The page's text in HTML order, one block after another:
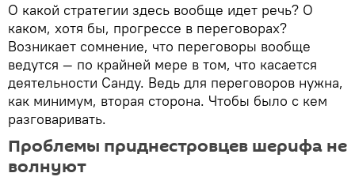
О какой стратегии здесь вообще идет речь? О
каком, хотя бы, прогрессе в переговорах?
Возникает сомнение, что переговоры вообще
ведутся — по крайней мере в том, что касается
деятельности Санду. Ведь для переговоров нужна,
как минимум, вторая сторона. Чтобы было с кем
разговаривать.
Проблемы приднестровцев шерифа не
волнуют